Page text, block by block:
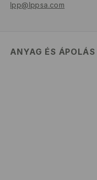
lpp@lppsa.com
ANYAG ÉS ÁPOLÁS